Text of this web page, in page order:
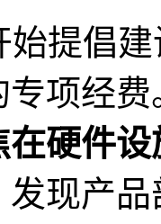
始提倡
专项经费
硬件
发现产